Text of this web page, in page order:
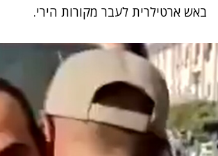
באש ארטילרית לעבר מקורות הירי.